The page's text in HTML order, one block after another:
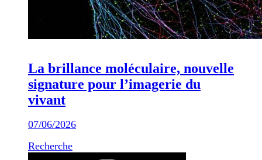
La brillance moléculaire, nouvelle
signature pour l’imagerie du
vivant
07/06/2026
Recherche